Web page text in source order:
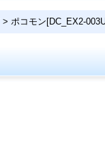
> ポコモン[DC_EX2-